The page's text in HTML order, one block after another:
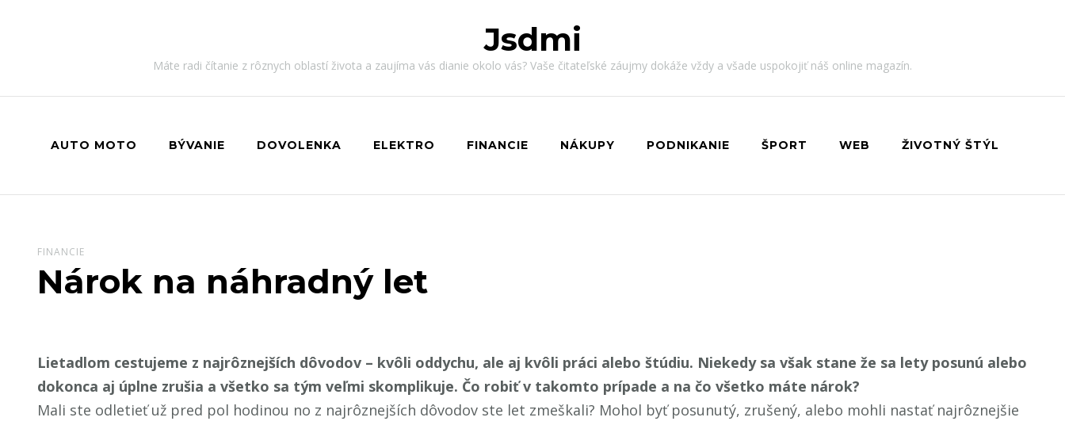
Jsdmi
Máte radi čítanie z rôznych oblastí života a zaujíma vás dianie okolo vás? Vaše čitateľské záujmy dokáže vždy a všade uspokojiť náš online magazín.
AUTO MOTO BÝVANIE DOVOLENKA ELEKTRO FINANCIE NÁKUPY PODNIKANIE ŠPORT WEB ŽIVOTNÝ ŠTÝL
FINANCIE
Nárok na náhradný let
Lietadlom cestujeme z najrôznejších dôvodov – kvôli oddychu, ale aj kvôli práci alebo štúdiu. Niekedy sa však stane že sa lety posunú alebo
dokonca aj úplne zrušia a všetko sa tým veľmi skomplikuje. Čo robiť v takomto prípade a na čo všetko máte nárok?
Mali ste odletieť už pred pol hodinou no z najrôznejších dôvodov ste let zmeškali? Mohol byť posunutý, zrušený, alebo mohli nastať najrôznejšie